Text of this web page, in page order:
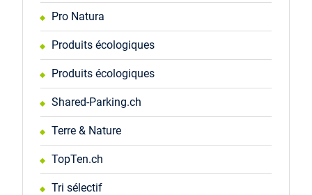
Pro Natura
Produits écologiques
Produits écologiques
Shared-Parking.ch
Terre & Nature
TopTen.ch
Tri sélectif